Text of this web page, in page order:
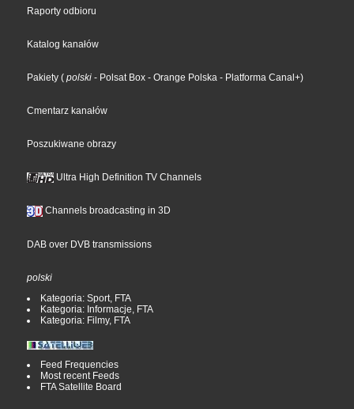
Raporty odbioru
Katalog kanałów
Pakiety ( polski - Polsat Box - Orange Polska - Platforma Canal+)
Cmentarz kanałów
Poszukiwane obrazy
Ultra High Definition TV Channels
Channels broadcasting in 3D
DAB over DVB transmissions
polski
Kategoria: Sport, FTA
Kategoria: Informacje, FTA
Kategoria: Filmy, FTA
Feed Frequencies
Most recent Feeds
FTA Satellite Board